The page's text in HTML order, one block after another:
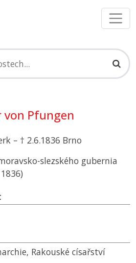
von Pfungen
– † 2.6.1836 Brno
slezského gubernia
Rakouské císařství